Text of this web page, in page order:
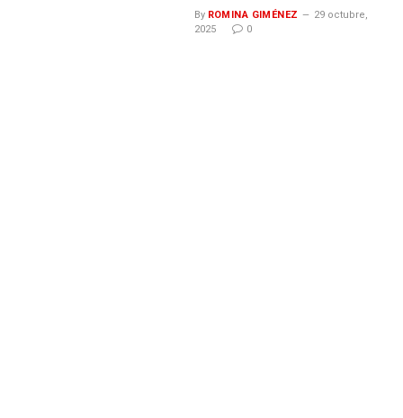
By ROMINA GIMÉNEZ
29 octubre,
2025
0